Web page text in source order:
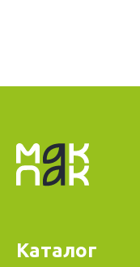
Каталог